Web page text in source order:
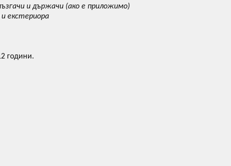
и държачи (ако е приложимо)
екстериора
години.